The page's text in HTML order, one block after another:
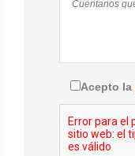
Acepto la